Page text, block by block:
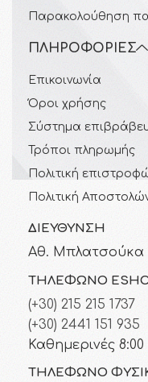
Παρακολούθηση
ΠΛΗΡΟΦΟΡΊΕΣ
Επικοινωνία
Όροι χρήσης
Σύστημα
Τρόποι πληρωμής
Πολιτική
Πολιτική
ΔΙΕΎΘΥΝΣΗ
Αθ. Μπλατσούκα
ΤΗΛΈΦΩΝΟ
(+30) 215 215 1737
(+30) 2441 151 935
Καθημερινές 8:00
ΤΗΛΈΦΩΝΟ